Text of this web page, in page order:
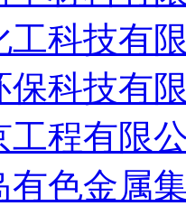
工科技有
保科技有
工程有限
有色金属